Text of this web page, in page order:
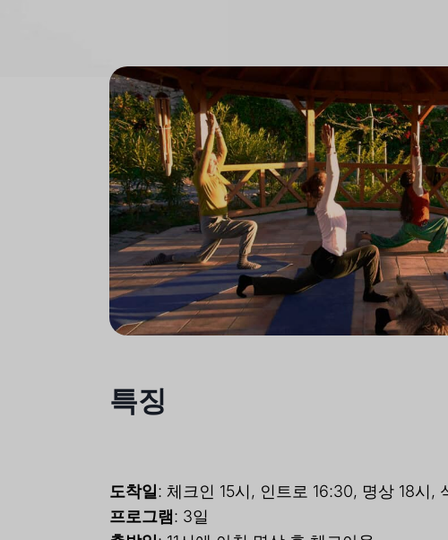
특징
도착일: 체크인 15시, 인트로 16:30, 명상 18시,
프로그램: 3일